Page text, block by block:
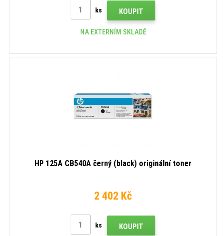
ks KOUPIT
NA EXTERNÍM SKLADĚ
HP 125A CB540A černý (black) originální toner
2 402 Kč
ks KOUPIT